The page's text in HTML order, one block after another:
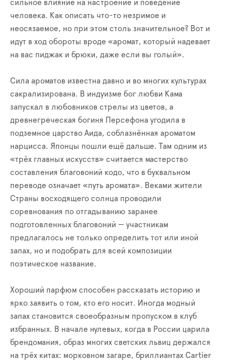
сильное влияние на настроение и поведение
человека. Как описать что-то незримое и
неосязаемое, но при этом столь значительное? Вот и
идут в ход обороты вроде «аромат, который надевает
на вас пиджак и брюки, даже если вы голый».
Сила ароматов известна давно и во многих культурах
сакрализирована. В индуизме бог любви Кама
запускал в любовников стрелы из цветов, а
древнегреческая богиня Персефона угодила в
подземное царство Аида, соблазнённая ароматом
нарцисса. Японцы пошли ещё дальше. Там одним из
«трёх главных искусств» считается мастерство
составления благовоний кодо, что в буквальном
переводе означает «путь аромата». Веками жители
Страны восходящего солнца проводили
соревнования по отгадыванию заранее
подготовленных благовоний — участникам
предлагалось не только определить тот или иной
запах, но и подобрать для всей композиции
поэтическое название.
Хороший парфюм способен рассказать историю и
ярко заявить о том, кто его носит. Иногда модный
запах становится своеобразным пропуском в клуб
избранных. В начале нулевых, когда в России царила
брендомания, образ многих светских львиц держался
на трёх китах: морковном загаре, бриллиантах Cartier